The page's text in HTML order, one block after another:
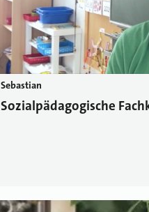
Sebastian
Sozialpädagogische